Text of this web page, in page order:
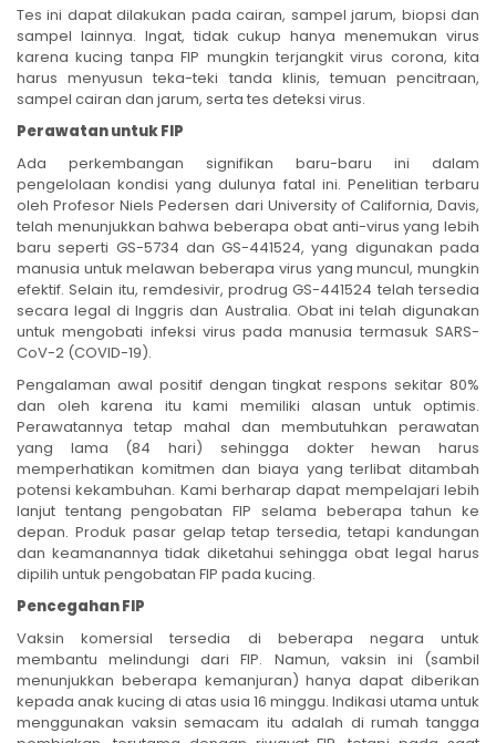
Tes ini dapat dilakukan pada cairan, sampel jarum, biopsi dan
sampel lainnya. Ingat, tidak cukup hanya menemukan virus
karena kucing tanpa FIP mungkin terjangkit virus corona, kita
harus menyusun teka-teki tanda klinis, temuan pencitraan,
sampel cairan dan jarum, serta tes deteksi virus.
Perawatan untuk FIP
Ada perkembangan signifikan baru-baru ini dalam
pengelolaan kondisi yang dulunya fatal ini. Penelitian terbaru
oleh Profesor Niels Pedersen dari University of California, Davis,
telah menunjukkan bahwa beberapa obat anti-virus yang lebih
baru seperti GS-5734 dan GS-441524, yang digunakan pada
manusia untuk melawan beberapa virus yang muncul, mungkin
efektif. Selain itu, remdesivir, prodrug GS-441524 telah tersedia
secara legal di Inggris dan Australia. Obat ini telah digunakan
untuk mengobati infeksi virus pada manusia termasuk SARS-
CoV-2 (COVID-19).
Pengalaman awal positif dengan tingkat respons sekitar 80%
dan oleh karena itu kami memiliki alasan untuk optimis.
Perawatannya tetap mahal dan membutuhkan perawatan
yang lama (84 hari) sehingga dokter hewan harus
memperhatikan komitmen dan biaya yang terlibat ditambah
potensi kekambuhan. Kami berharap dapat mempelajari lebih
lanjut tentang pengobatan FIP selama beberapa tahun ke
depan. Produk pasar gelap tetap tersedia, tetapi kandungan
dan keamanannya tidak diketahui sehingga obat legal harus
dipilih untuk pengobatan FIP pada kucing.
Pencegahan FIP
Vaksin komersial tersedia di beberapa negara untuk
membantu melindungi dari FIP. Namun, vaksin ini (sambil
menunjukkan beberapa kemanjuran) hanya dapat diberikan
kepada anak kucing di atas usia 16 minggu. Indikasi utama untuk
menggunakan vaksin semacam itu adalah di rumah tangga